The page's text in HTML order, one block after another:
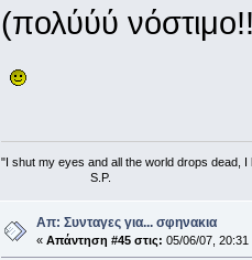
(πολύύύ
"I shut my eyes and all the world drops dead,
S.P.
Απ: Συνταγες για... σφηνακια
« Απάντηση #45 στις: 05/06/07, 20:31